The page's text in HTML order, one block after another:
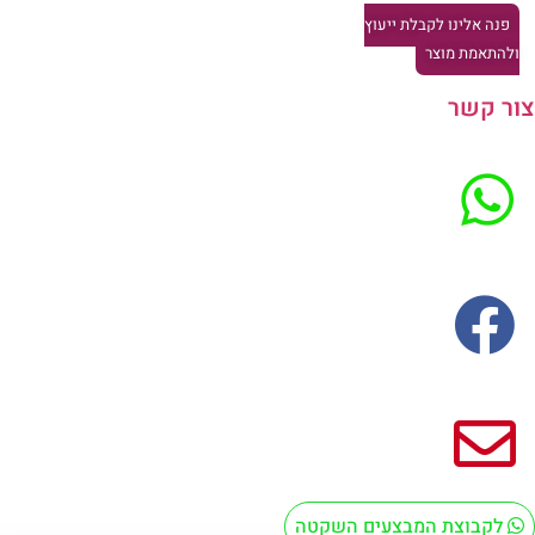
פנה אלינו לקבלת ייעוץ
מוצר
קשר
לקבוצת המבצעים השקטה